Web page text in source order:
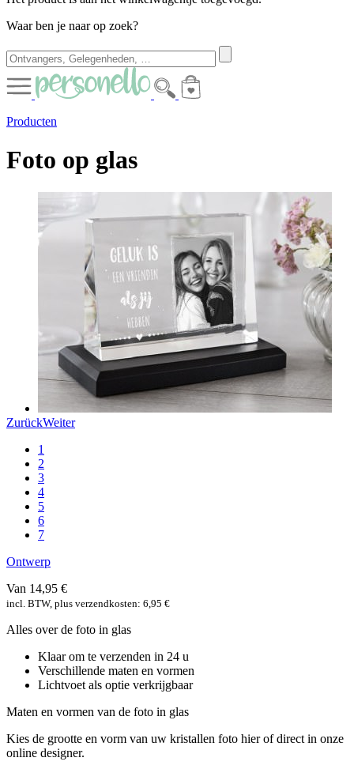
Waar ben je naar op zoek?
Producten
Foto op glas
ZurückWeiter
1
2
3
4
5
6
7
Ontwerp
Van 14,95 €
incl. BTW, plus verzendkosten: 6,95 €
Alles over de foto in glas
Klaar om te verzenden in 24 u
Verschillende maten en vormen
Lichtvoet als optie verkrijgbaar
Maten en vormen van de foto in glas
Kies de grootte en vorm van uw kristallen foto hier of direct in onze
online designer.